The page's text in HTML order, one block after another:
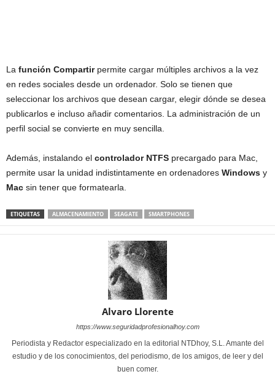
La función Compartirpermite cargar múltiples archivos a la vez
en redes sociales desde un ordenador. Solo se tienen que
seleccionar los archivos que desean cargar, elegir dónde se desea
publicarlos e incluso añadir comentarios. La administración de un
perfil social se convierte en muy sencilla.
Además, instalando el controlador NTFS precargado para Mac,
permite usar la unidad indistintamente en ordenadores Windows y
Mac sin tener que formatearla.
ETIQUETAS ALMACENAMIENTO SEAGATE SMARTPHONES
Alvaro Llorente
https://www.seguridadprofesionalhoy.com
Periodista y Redactor especializado en la editorial NTDhoy, S.L. Amante del
estudio y de los conocimientos, del periodismo, de los amigos, de leer y del
buen comer.